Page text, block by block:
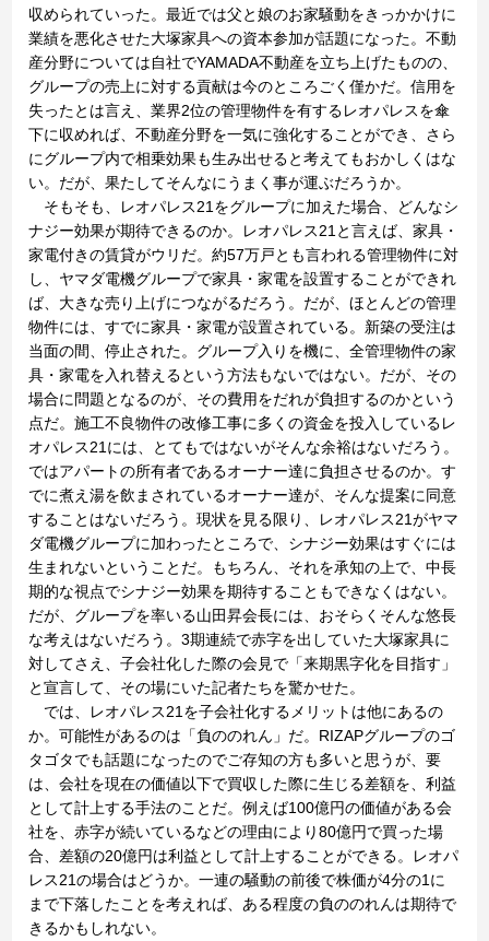
収められていった。最近では父と娘のお家騒動をきっかかけに
業績を悪化させた大塚家具への資本参加が話題になった。不動
産分野については自社でYAMADA不動産を立ち上げたものの、
グループの売上に対する貢献は今のところごく僅かだ。信用を
失ったとは言え、業界2位の管理物件を有するレオパレスを傘
下に収めれば、不動産分野を一気に強化することができ、さら
にグループ内で相乗効果も生み出せると考えてもおかしくはな
い。だが、果たしてそんなにうまく事が運ぶだろうか。
そもそも、レオパレス21をグループに加えた場合、どんなシ
ナジー効果が期待できるのか。レオパレス21と言えば、家具・
家電付きの賃貸がウリだ。約57万戸とも言われる管理物件に対
し、ヤマダ電機グループで家具・家電を設置することができれ
ば、大きな売り上げにつながるだろう。だが、ほとんどの管理
物件には、すでに家具・家電が設置されている。新築の受注は
当面の間、停止された。グループ入りを機に、全管理物件の家
具・家電を入れ替えるという方法もないではない。だが、その
場合に問題となるのが、その費用をだれが負担するのかという
点だ。施工不良物件の改修工事に多くの資金を投入しているレ
オパレス21には、とてもではないがそんな余裕はないだろう。
ではアパートの所有者であるオーナー達に負担させるのか。す
でに煮え湯を飲まされているオーナー達が、そんな提案に同意
することはないだろう。現状を見る限り、レオパレス21がヤマ
ダ電機グループに加わったところで、シナジー効果はすぐには
生まれないということだ。もちろん、それを承知の上で、中長
期的な視点でシナジー効果を期待することもできなくはない。
だが、グループを率いる山田昇会長には、おそらくそんな悠長
な考えはないだろう。3期連続で赤字を出していた大塚家具に
対してさえ、子会社化した際の会見で「来期黒字化を目指す」
と宣言して、その場にいた記者たちを驚かせた。
では、レオパレス21を子会社化するメリットは他にあるの
か。可能性があるのは「負ののれん」だ。RIZAPグループのゴ
タゴタでも話題になったのでご存知の方も多いと思うが、要
は、会社を現在の価値以下で買収した際に生じる差額を、利益
として計上する手法のことだ。例えば100億円の価値がある会
社を、赤字が続いているなどの理由により80億円で買った場
合、差額の20億円は利益として計上することができる。レオパ
レス21の場合はどうか。一連の騒動の前後で株価が4分の1に
まで下落したことを考えれば、ある程度の負ののれんは期待で
きるかもしれない。